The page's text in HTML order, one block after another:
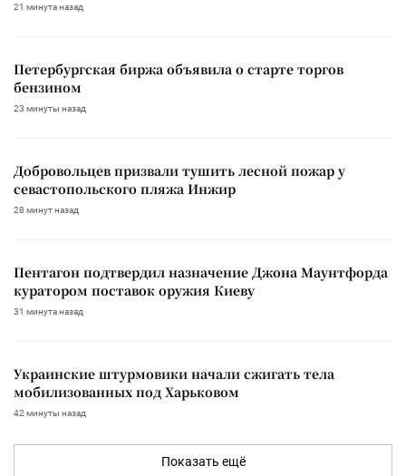
21 минута назад
Петербургская биржа объявила о старте торгов
бензином
23 минуты назад
Добровольцев призвали тушить лесной пожар у
севастопольского пляжа Инжир
28 минут назад
Пентагон подтвердил назначение Джона Маунтфорда
куратором поставок оружия Киеву
31 минута назад
Украинские штурмовики начали сжигать тела
мобилизованных под Харьковом
42 минуты назад
Показать ещё